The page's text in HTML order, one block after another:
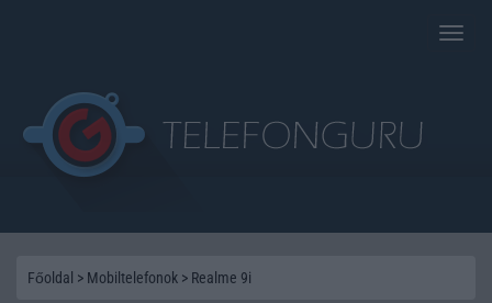
Toggle
Főoldal > Mobiltelefonok > Realme 9i